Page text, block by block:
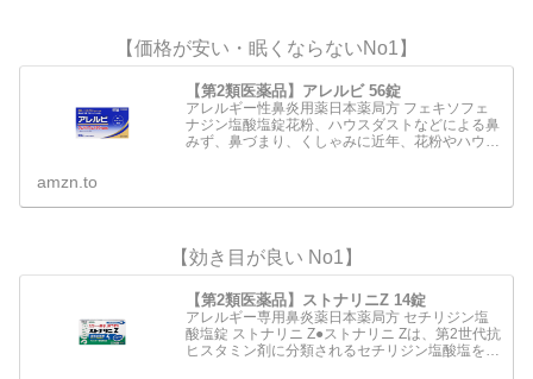
【価格が安い・眠くならないNo1】
【第2類医薬品】アレルビ 56錠
アレルギー性鼻炎用薬日本薬局方 フェキソフェ
ナジン塩酸塩錠花粉、ハウスダストなどによる鼻
みず、鼻づまり、くしゃみに近年、花粉やハウス
amzn.to
【効き目が良い No1】
【第2類医薬品】ストナリニZ 14錠
アレルギー専用鼻炎薬日本薬局方 セチリジン塩
酸塩錠 ストナリニ Z●ストナリニ Zは、第2世代抗
ヒスタミン剤に分類されるセチリジン塩酸塩を配